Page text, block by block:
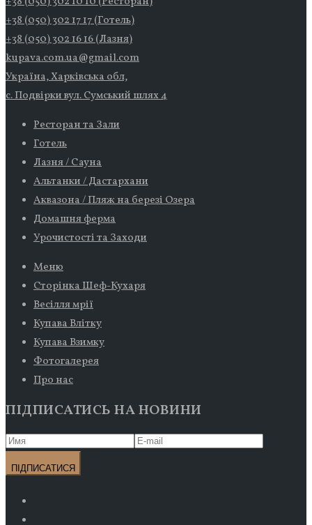
+38 (050) 302 17 17 (Готель)
+38 (050) 302 16 16 (Лазня)
kupava.com.ua@gmail.com
Україна, Харківська обл,
с. Подвірки вул. Сумський шлях 4
Ресторан та Зали
Готель
Лазня / Сауна
Альтанки / Дастархани
Аквазона / Пляж на березі Озера
Домашня ферма
Урочистості та Заходи
Меню
Сторінка Шеф-Кухаря
Весілля мрії
Купава Влітку
Купава Взимку
Фотогалерея
Про нас
ПІДПИСАТИСЬ НА НОВИНИ